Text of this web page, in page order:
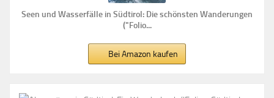
Seen und Wasserfälle in Südtirol: Die schönsten Wanderungen
("Folio...
Bei Amazon kaufen